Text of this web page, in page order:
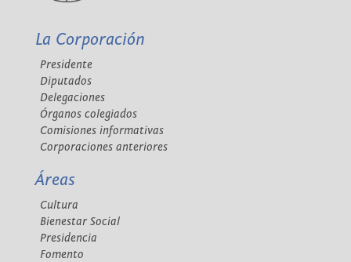
La Corporación
Presidente
Diputados
Delegaciones
Órganos colegiados
Comisiones informativas
Corporaciones anteriores
Áreas
Cultura
Bienestar Social
Presidencia
Fomento